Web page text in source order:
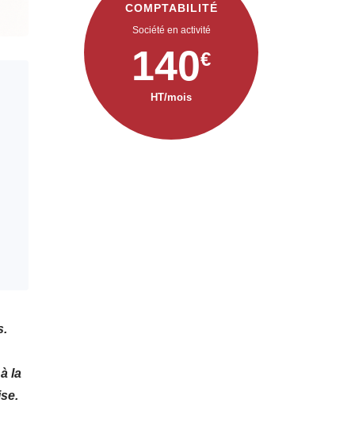
la
COMPTABILITÉ
Société en activité
140€
HT/mois